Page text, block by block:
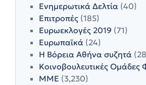
Ενημερωτικά Δελτία (40)
Επιτροπές (185)
Ευρωεκλογές 2019 (71)
Ευρωπαϊκά (24)
Η Βόρεια Αθήνα συζητά
Κοινοβουλευτικές Ομάδες
ΜΜΕ (3,230)